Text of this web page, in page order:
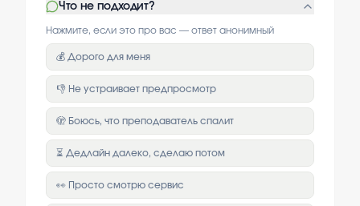
Что не подходит?
Нажмите, если это про вас — ответ анонимный
💰 Дорого для меня
👎 Не устраивает предпросмотр
🫣 Боюсь, что преподаватель спалит
⏳ Дедлайн далеко, сделаю потом
👀 Просто смотрю сервис